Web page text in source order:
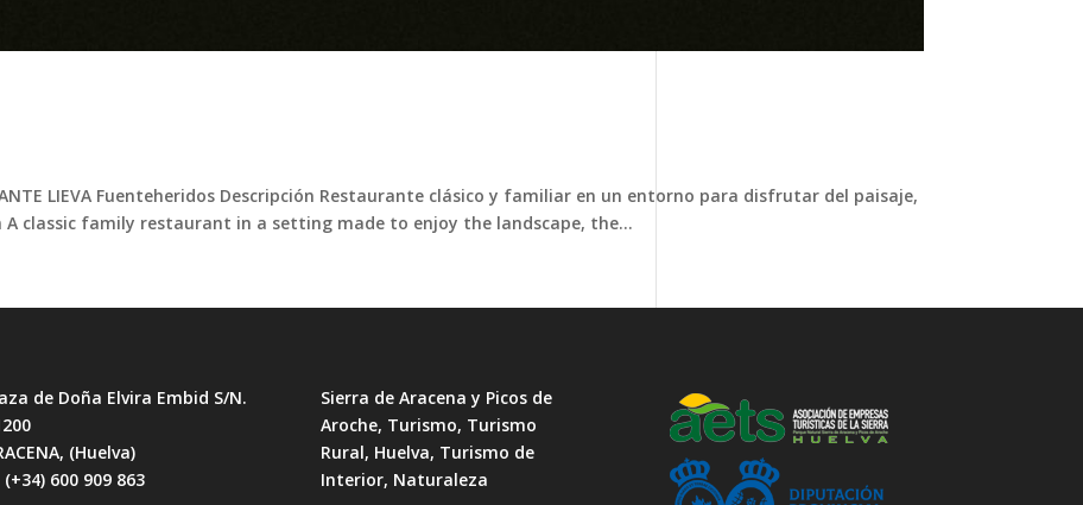
LIEVA Fuenteheridos Descripción Restaurante clásico y familiar en un entorno para disfrutar del paisaje,
classic family restaurant in a setting made to enjoy the landscape, the...
de Doña Elvira Embid S/N.
(Huelva)
(+34) 600 909 863
Sierra de Aracena y Picos de
Aroche, Turismo, Turismo
Rural, Huelva, Turismo de
Interior, Naturaleza